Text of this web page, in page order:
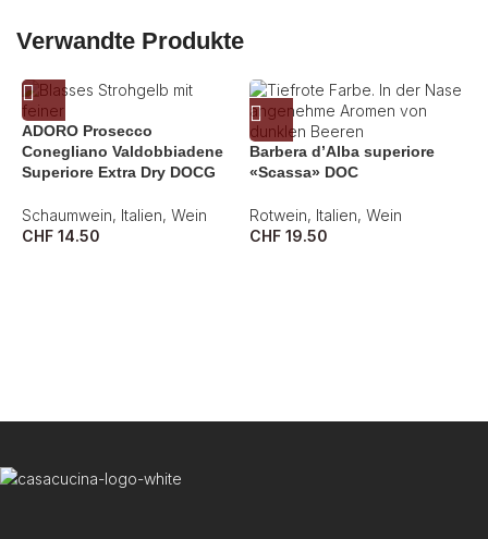
Verwandte Produkte
ADORO Prosecco
Conegliano Valdobbiadene
Superiore Extra Dry DOCG
Schaumwein, Italien, Wein
CHF 14.50
Barbera d’Alba superiore
«Scassa» DOC
Rotwein, Italien, Wein
CHF 19.50